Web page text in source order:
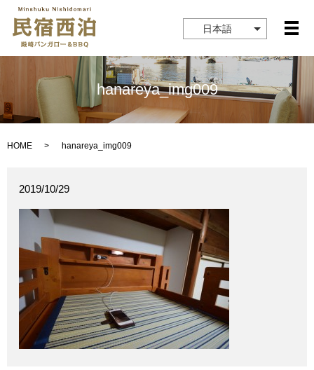
日本語 メ
hanareya_img009
HOME hanareya_img009
2019/10/29